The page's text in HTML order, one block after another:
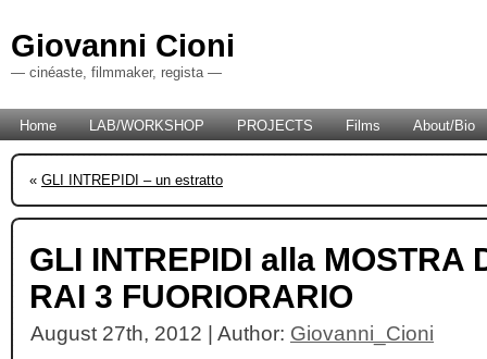
Giovanni Cioni
— cinéaste, filmmaker, regista —
Home LAB/WORKSHOP PROJECTS Films About/Bio
« GLI INTREPIDI – un estratto
GLI INTREPIDI alla MOSTRA
RAI 3 FUORIORARIO
August 27th, 2012 | Author: Giovanni_Cioni